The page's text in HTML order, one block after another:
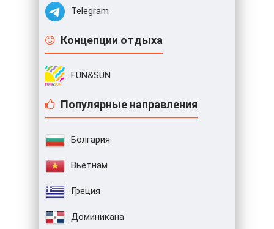
Telegram
Концепции отдыха
FUN&SUN
Популярные направления
Болгария
Вьетнам
Греция
Доминикана